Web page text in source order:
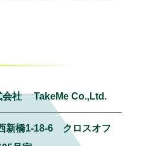
会社 TakeMe Co.,Ltd.
新橋1-18-6 クロスオフ